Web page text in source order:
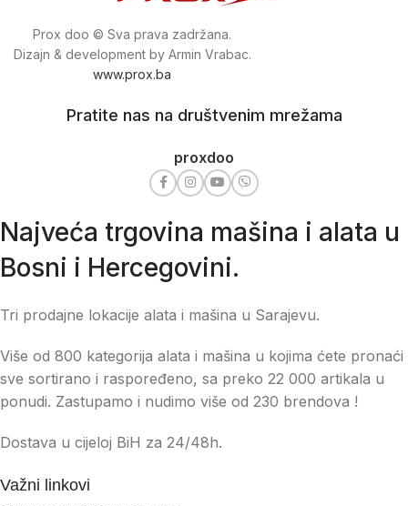
Prox doo © Sva prava zadržana.
Dizajn & development by Armin Vrabac.
www.prox.ba
Pratite nas na društvenim mrežama
proxdoo
Najveća trgovina mašina i alata u
Bosni i Hercegovini.
Tri prodajne lokacije alata i mašina u Sarajevu.
Više od 800 kategorija alata i mašina u kojima ćete pronaći
sve sortirano i raspoređeno, sa preko 22 000 artikala u
ponudi. Zastupamo i nudimo više od 230 brendova !
Dostava u cijeloj BiH za 24/48h.
Važni linkovi